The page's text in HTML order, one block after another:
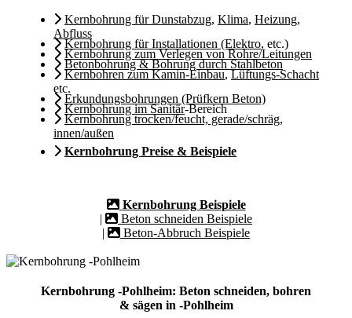
Kernbohrung für Dunstabzug, Klima, Heizung,
Abfluss
Kernbohrung für Installationen (Elektro, etc.)
Kernbohrung zum Verlegen von Rohre/Leitungen
Betonbohrung & Bohrung durch Stahlbeton
Kernbohren zum Kamin-Einbau,Lüftungs-Schacht
etc.
Erkundungsbohrungen (Prüfkern Beton)
Kernbohrung im Sanitär-Bereich
Kernbohrung trocken/feucht, gerade/schräg,
innen/außen
Kernbohrung Preise & Beispiele
Kernbohrung Beispiele
|
Beton schneiden Beispiele
|
Beton-Abbruch Beispiele
Kernbohrung -Pohlheim: Beton schneiden, bohren
& sägen in -Pohlheim